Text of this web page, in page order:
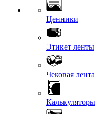
Ценники
Этикет ленты
Чековая лента
Калькуляторы